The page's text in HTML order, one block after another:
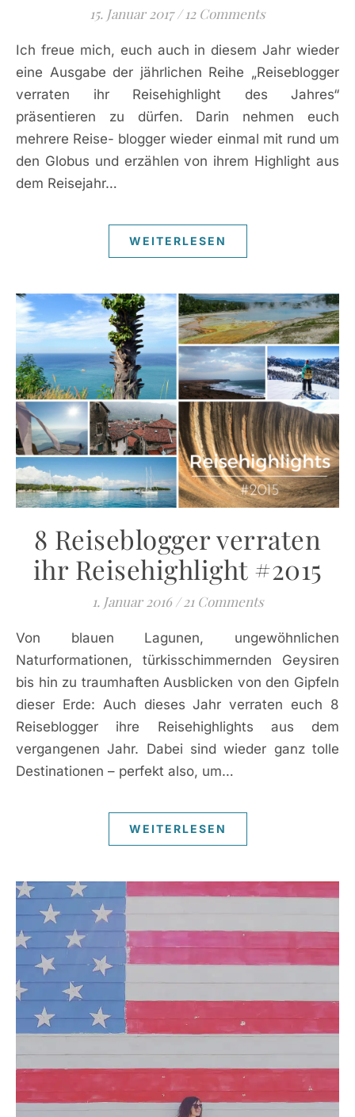
15. Januar 2017 / 12 Comments
Ich freue mich, euch auch in diesem Jahr wieder
eine Ausgabe der jährlichen Reihe „Reiseblogger
verraten ihr Reisehighlight des Jahres“
präsentieren zu dürfen. Darin nehmen euch
mehrere Reise- blogger wieder einmal mit rund um
den Globus und erzählen von ihrem Highlight aus
dem Reisejahr…
WEITERLESEN
8 Reiseblogger verraten
ihr Reisehighlight #2015
1. Januar 2016 / 21 Comments
Von blauen Lagunen, ungewöhnlichen
Naturformationen, türkisschimmernden Geysiren
bis hin zu traumhaften Ausblicken von den Gipfeln
dieser Erde: Auch dieses Jahr verraten euch 8
Reiseblogger ihre Reisehighlights aus dem
vergangenen Jahr. Dabei sind wieder ganz tolle
Destinationen – perfekt also, um…
WEITERLESEN